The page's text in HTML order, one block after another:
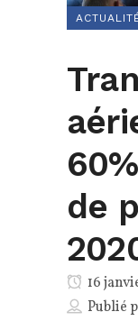
de
16
Publié